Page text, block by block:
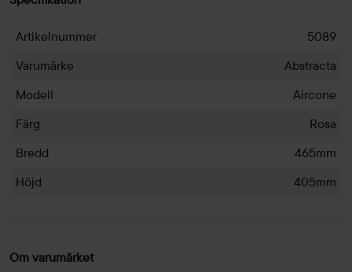
Artikelnummer
5089
Varumärke
Abstracta
Modell
Aircone
Färg
Rosa
Bredd
465mm
Höjd
405mm
Om varumärket